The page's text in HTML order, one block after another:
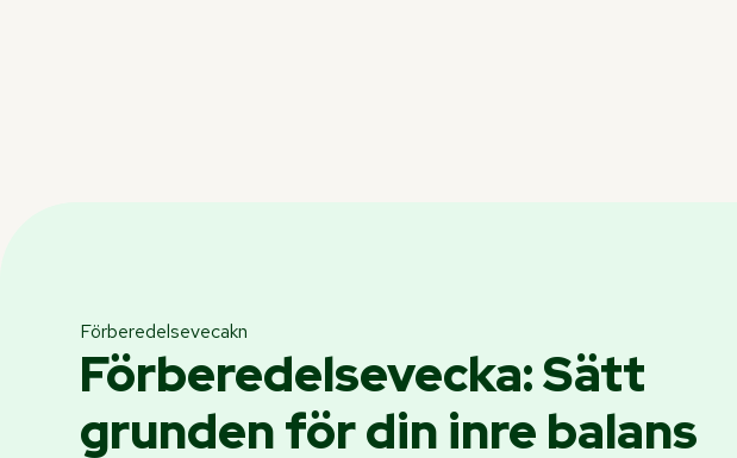
Förberedelsevecakn
Förberedelsevecka: Sätt
grunden för din inre balans